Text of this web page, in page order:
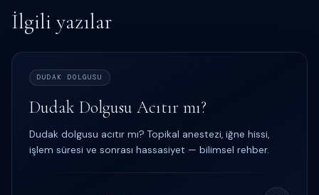
İlgili yazılar
DUDAK DOLGUSU
Dudak Dolgusu Acıtır mı?
Dudak dolgusu acıtır mı? Topikal anestezi, iğne hissi,
işlem süresi ve sonrası hassasiyet — bilimsel rehber.